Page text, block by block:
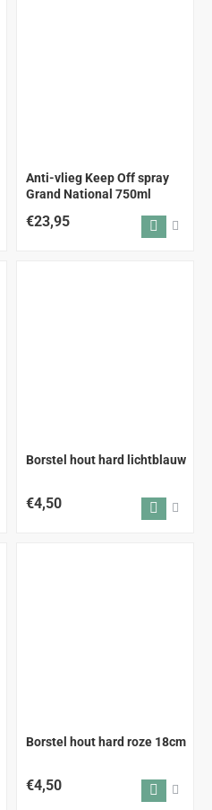
Anti-vlieg Keep Off spray
Grand National 750ml
€23,95
Borstel hout hard lichtblauw
€4,50
Borstel hout hard roze 18cm
€4,50